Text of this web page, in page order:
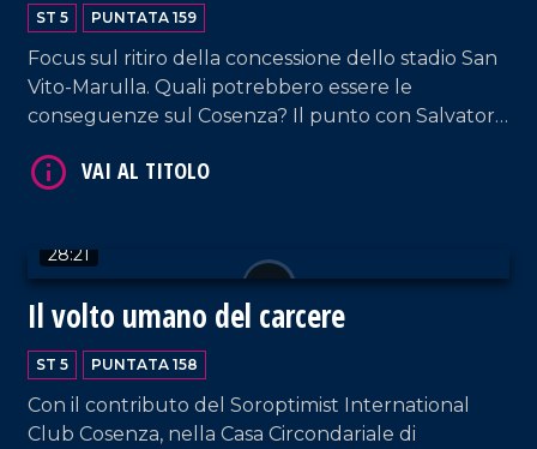
ST 5 PUNTATA 159
Focus sul ritiro della concessione dello stadio San
Vito-Marulla. Quali potrebbero essere le
conseguenze sul Cosenza? Il punto con Salvatore
Pagliuso; l'esperto di regolamenti federali Bruno
28:21
Il volto umano del carcere
ST 5 PUNTATA 158
Con il contributo del Soroptimist International
Club Cosenza, nella Casa Circondariale di
VAI AL TITOLO
VAI AL TITOLO